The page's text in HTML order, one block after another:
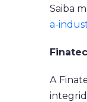
Saiba
a-
A